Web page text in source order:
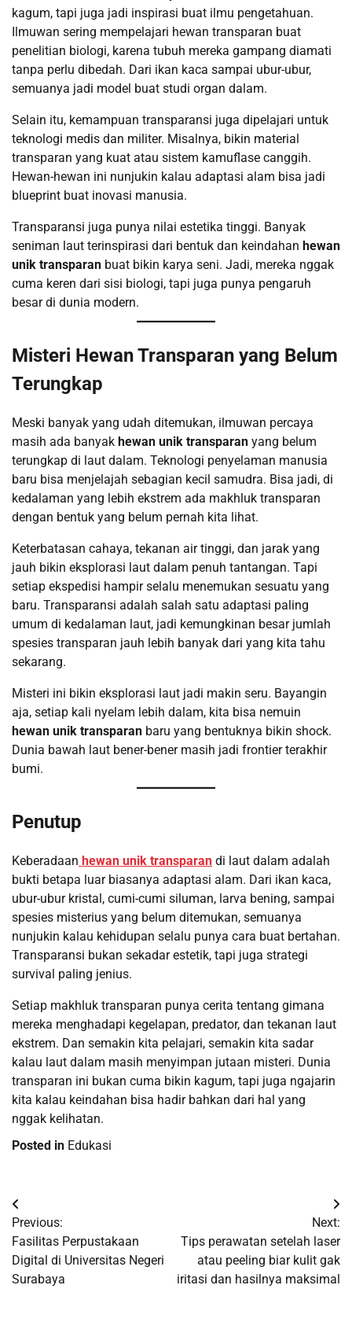
kagum, tapi juga jadi inspirasi buat ilmu pengetahuan.
Ilmuwan sering mempelajari hewan transparan buat
penelitian biologi, karena tubuh mereka gampang diamati
tanpa perlu dibedah. Dari ikan kaca sampai ubur-ubur,
semuanya jadi model buat studi organ dalam.
Selain itu, kemampuan transparansi juga dipelajari untuk
teknologi medis dan militer. Misalnya, bikin material
transparan yang kuat atau sistem kamuflase canggih.
Hewan-hewan ini nunjukin kalau adaptasi alam bisa jadi
blueprint buat inovasi manusia.
Transparansi juga punya nilai estetika tinggi. Banyak
seniman laut terinspirasi dari bentuk dan keindahan hewan
unik transparan buat bikin karya seni. Jadi, mereka nggak
cuma keren dari sisi biologi, tapi juga punya pengaruh
besar di dunia modern.
Misteri Hewan Transparan yang Belum
Terungkap
Meski banyak yang udah ditemukan, ilmuwan percaya
masih ada banyak hewan unik transparan yang belum
terungkap di laut dalam. Teknologi penyelaman manusia
baru bisa menjelajah sebagian kecil samudra. Bisa jadi, di
kedalaman yang lebih ekstrem ada makhluk transparan
dengan bentuk yang belum pernah kita lihat.
Keterbatasan cahaya, tekanan air tinggi, dan jarak yang
jauh bikin eksplorasi laut dalam penuh tantangan. Tapi
setiap ekspedisi hampir selalu menemukan sesuatu yang
baru. Transparansi adalah salah satu adaptasi paling
umum di kedalaman laut, jadi kemungkinan besar jumlah
spesies transparan jauh lebih banyak dari yang kita tahu
sekarang.
Misteri ini bikin eksplorasi laut jadi makin seru. Bayangin
aja, setiap kali nyelam lebih dalam, kita bisa nemuin
hewan unik transparan baru yang bentuknya bikin shock.
Dunia bawah laut bener-bener masih jadi frontier terakhir
bumi.
Penutup
Keberadaan hewan unik transparan di laut dalam adalah
bukti betapa luar biasanya adaptasi alam. Dari ikan kaca,
ubur-ubur kristal, cumi-cumi siluman, larva bening, sampai
spesies misterius yang belum ditemukan, semuanya
nunjukin kalau kehidupan selalu punya cara buat bertahan.
Transparansi bukan sekadar estetik, tapi juga strategi
survival paling jenius.
Setiap makhluk transparan punya cerita tentang gimana
mereka menghadapi kegelapan, predator, dan tekanan laut
ekstrem. Dan semakin kita pelajari, semakin kita sadar
kalau laut dalam masih menyimpan jutaan misteri. Dunia
transparan ini bukan cuma bikin kagum, tapi juga ngajarin
kita kalau keindahan bisa hadir bahkan dari hal yang
nggak kelihatan.
Posted in Edukasi
Navigasi
pos
Previous:
Fasilitas Perpustakaan
Digital di Universitas Negeri
Surabaya
Next:
Tips perawatan setelah laser
atau peeling biar kulit gak
iritasi dan hasilnya maksimal